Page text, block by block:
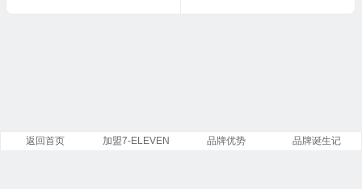
返回首页 加盟7-ELEVEN 品牌优势 品牌诞生记